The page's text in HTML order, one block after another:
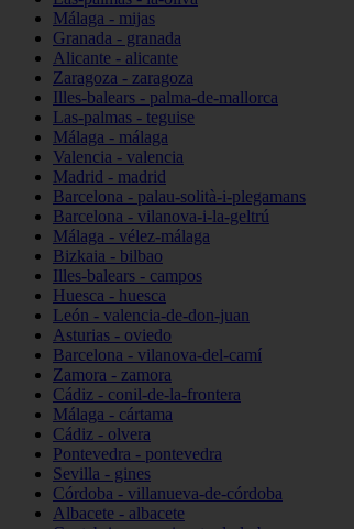
Málaga - mijas
Granada - granada
Alicante - alicante
Zaragoza - zaragoza
Illes-balears - palma-de-mallorca
Las-palmas - teguise
Málaga - málaga
Valencia - valencia
Madrid - madrid
Barcelona - palau-solità-i-plegamans
Barcelona - vilanova-i-la-geltrú
Málaga - vélez-málaga
Bizkaia - bilbao
Illes-balears - campos
Huesca - huesca
León - valencia-de-don-juan
Asturias - oviedo
Barcelona - vilanova-del-camí
Zamora - zamora
Cádiz - conil-de-la-frontera
Málaga - cártama
Cádiz - olvera
Pontevedra - pontevedra
Sevilla - gines
Córdoba - villanueva-de-córdoba
Albacete - albacete